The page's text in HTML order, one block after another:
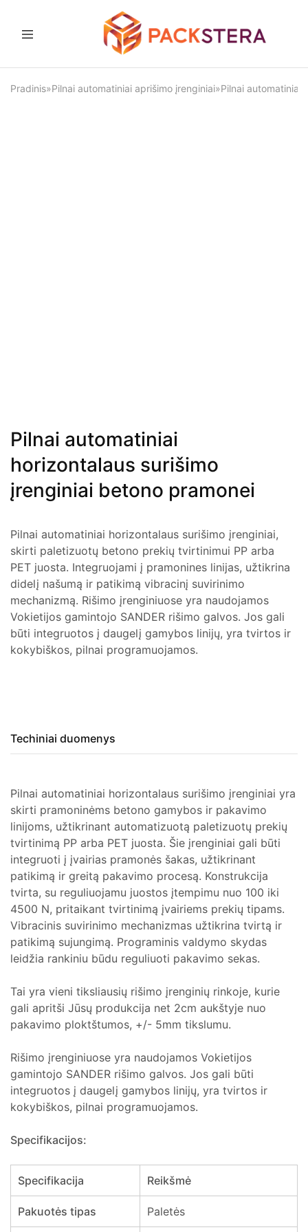
ir
įranga
Pradinis»Pilnai automatiniai aprišimo įrenginiai»Pilnai automatiniai
Pilnai automatiniai
horizontalaus surišimo
įrenginiai betono pramonei
Pilnai automatiniai horizontalaus surišimo įrenginiai,
skirti paletizuotų betono prekių tvirtinimui PP arba
PET juosta. Integruojami į pramonines linijas, užtikrina
didelį našumą ir patikimą vibracinį suvirinimo
mechanizmą. Rišimo įrenginiuose yra naudojamos
Vokietijos gamintojo SANDER rišimo galvos. Jos gali
būti integruotos į daugelį gamybos linijų, yra tvirtos ir
kokybiškos, pilnai programuojamos.
Techiniai duomenys
Pilnai automatiniai horizontalaus surišimo įrenginiai yra
skirti pramoninėms betono gamybos ir pakavimo
linijoms, užtikrinant automatizuotą paletizuotų prekių
tvirtinimą PP arba PET juosta. Šie įrenginiai gali būti
integruoti į įvairias pramonės šakas, užtikrinant
patikimą ir greitą pakavimo procesą. Konstrukcija
tvirta, su reguliuojamu juostos įtempimu nuo 100 iki
4500 N, pritaikant tvirtinimą įvairiems prekių tipams.
Vibracinis suvirinimo mechanizmas užtikrina tvirtą ir
patikimą sujungimą. Programinis valdymo skydas
leidžia rankiniu būdu reguliuoti pakavimo sekas.
Tai yra vieni tiksliausių rišimo įrenginių rinkoje, kurie
gali apritši Jūsų produkcija net 2cm aukštyje nuo
pakavimo ploktštumos, +/- 5mm tikslumu.
Rišimo įrenginiuose yra naudojamos Vokietijos
gamintojo SANDER rišimo galvos. Jos gali būti
integruotos į daugelį gamybos linijų, yra tvirtos ir
kokybiškos, pilnai programuojamos.
Specifikacijos:
Specifikacija Reikšmė
Pakuotės tipas Paletės